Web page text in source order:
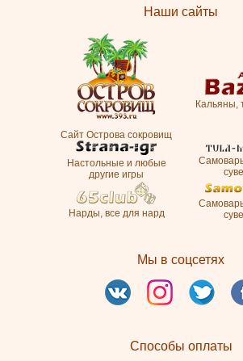
Наши сайты
Сайт Острова сокровищ
Кальяны,
Настольные и любые
другие игры
Нарды, все для нард
Мы в соцсетях
Способы оплаты